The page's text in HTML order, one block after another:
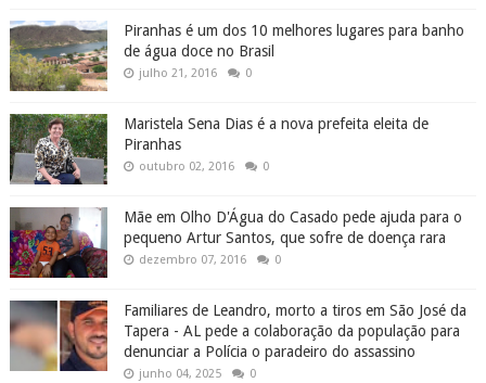
Piranhas é um dos 10 melhores lugares para banho
de água doce no Brasil
julho 21, 2016 0
Maristela Sena Dias é a nova prefeita eleita de
Piranhas
outubro 02, 2016 0
Mãe em Olho D'Água do Casado pede ajuda para o
pequeno Artur Santos, que sofre de doença rara
dezembro 07, 2016 0
Familiares de Leandro, morto a tiros em São José da
Tapera - AL pede a colaboração da população para
denunciar a Polícia o paradeiro do assassino
junho 04, 2025 0